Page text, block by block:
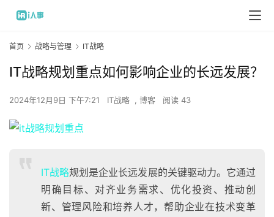
首页 战略与管理 IT战略
IT战略规划重点如何影响企业的长远发展？
2024年12月9日 下午7:21 IT战略 , 博客 阅读 43
IT战略规划是企业长远发展的关键驱动力。它通过
明确目标、对齐业务需求、优化投资、推动创
新、管理风险和培养人才，帮助企业在技术变革